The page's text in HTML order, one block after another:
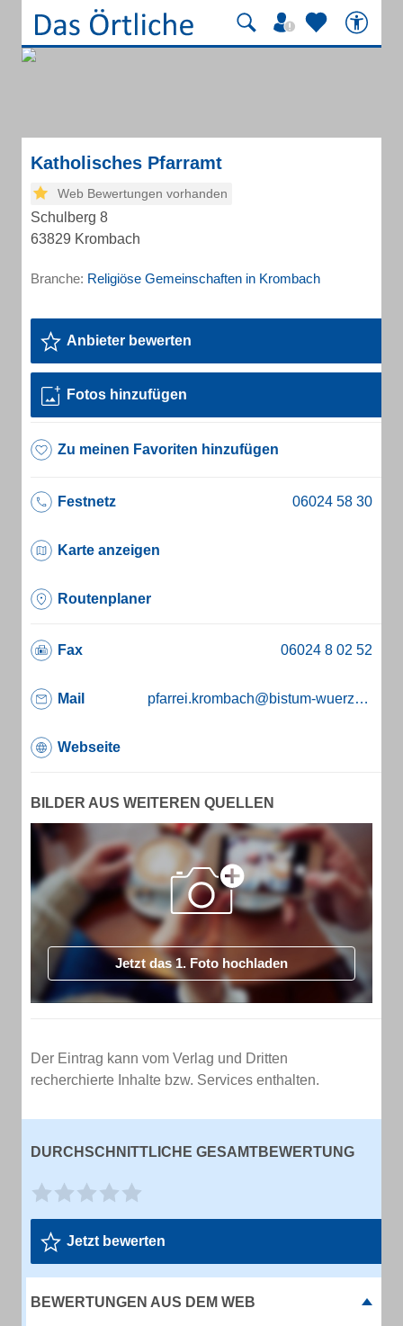
Katholisches Pfarramt
Web Bewertungen vorhanden
Schulberg 8
63829 Krombach
Branche: Religiöse Gemeinschaften in Krombach
Anbieter bewerten
Fotos hinzufügen
Zu meinen Favoriten hinzufügen
Festnetz
Karte anzeigen
Routenplaner
Fax
Mail pfarrei.krombach@bistum-wuerzburg.de
Webseite
BILDER AUS WEITEREN QUELLEN
Jetzt das 1. Foto hochladen
Der Eintrag kann vom Verlag und Dritten
recherchierte Inhalte bzw. Services enthalten.
DURCHSCHNITTLICHE GESAMTBEWERTUNG
Jetzt bewerten
BEWERTUNGEN AUS DEM WEB